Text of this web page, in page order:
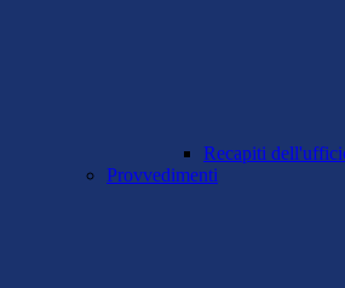
Recapiti
Provvedimenti